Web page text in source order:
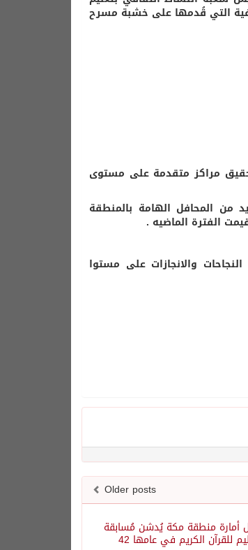
التي قُدمها على خشبة مسرح
تحقيق مراكز متقدمة على مستوى
من المحافل الهامة بالمنطقة
الفترة الماضيه .
والانجازات على مستوا
Older posts
أمارة منطقة مكة يُدشن مُسابقة
للقرآن الكريم في عامها 42